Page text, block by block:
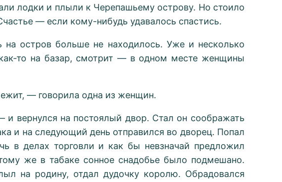
лодки и плыли к Черепашьему острову. Но стоило
— если кому-нибудь удавалось спастись.
остров больше не находилось. Уже и несколько
то на базар, смотрит — в одном месте женщины
— говорила одна из женщин.
вернулся на постоялый двор. Стал он соображать
и на следующий день отправился во дворец. Попал
в делах торговли и как бы невзначай предложил
же в табаке сонное снадобье было подмешано.
на родину, отдал дудочку королю. Обрадовался